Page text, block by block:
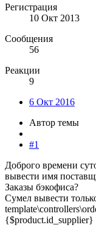
Регистрация
10 Окт 2013
Сообщения
56
Реакции
9
6 Окт 2016
Автор темы
#1
Доброго времени
вывести имя
Заказы бэкофиса?
Сумел вывести
{$product.id_supplier}